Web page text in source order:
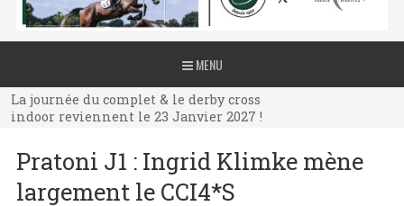
MENU
La journée du complet & le derby cross
indoor reviennent le 23 Janvier 2027 !
La journée du complet & le derby cross
indoor reviennent le 23 Janvier 2027 !
indoor reviennent le 23 Janvier 2027 !
Pratoni J1 : Ingrid Klimke mène
largement le CCI4*S